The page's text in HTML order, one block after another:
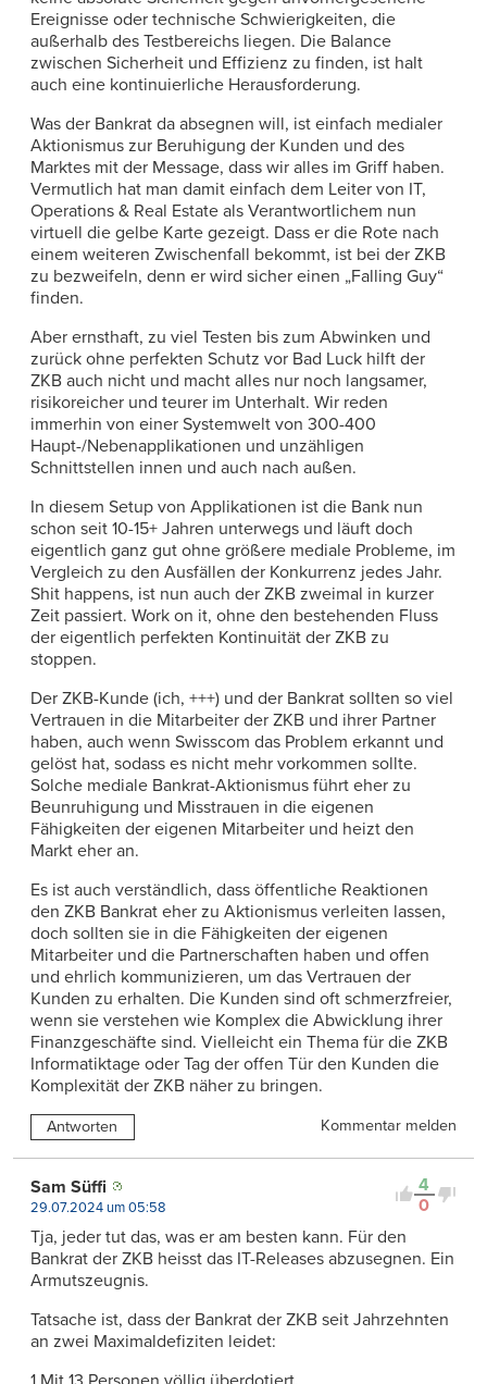
Ereignisse oder technische Schwierigkeiten, die
außerhalb des Testbereichs liegen. Die Balance
zwischen Sicherheit und Effizienz zu finden, ist halt
auch eine kontinuierliche Herausforderung.
Was der Bankrat da absegnen will, ist einfach medialer
Aktionismus zur Beruhigung der Kunden und des
Marktes mit der Message, dass wir alles im Griff haben.
Vermutlich hat man damit einfach dem Leiter von IT,
Operations & Real Estate als Verantwortlichem nun
virtuell die gelbe Karte gezeigt. Dass er die Rote nach
einem weiteren Zwischenfall bekommt, ist bei der ZKB
zu bezweifeln, denn er wird sicher einen „Falling Guy“
finden.
Aber ernsthaft, zu viel Testen bis zum Abwinken und
zurück ohne perfekten Schutz vor Bad Luck hilft der
ZKB auch nicht und macht alles nur noch langsamer,
risikoreicher und teurer im Unterhalt. Wir reden
immerhin von einer Systemwelt von 300-400
Haupt-/Nebenapplikationen und unzähligen
Schnittstellen innen und auch nach außen.
In diesem Setup von Applikationen ist die Bank nun
schon seit 10-15+ Jahren unterwegs und läuft doch
eigentlich ganz gut ohne größere mediale Probleme, im
Vergleich zu den Ausfällen der Konkurrenz jedes Jahr.
Shit happens, ist nun auch der ZKB zweimal in kurzer
Zeit passiert. Work on it, ohne den bestehenden Fluss
der eigentlich perfekten Kontinuität der ZKB zu
stoppen.
Der ZKB-Kunde (ich, +++) und der Bankrat sollten so viel
Vertrauen in die Mitarbeiter der ZKB und ihrer Partner
haben, auch wenn Swisscom das Problem erkannt und
gelöst hat, sodass es nicht mehr vorkommen sollte.
Solche mediale Bankrat-Aktionismus führt eher zu
Beunruhigung und Misstrauen in die eigenen
Fähigkeiten der eigenen Mitarbeiter und heizt den
Markt eher an.
Es ist auch verständlich, dass öffentliche Reaktionen
den ZKB Bankrat eher zu Aktionismus verleiten lassen,
doch sollten sie in die Fähigkeiten der eigenen
Mitarbeiter und die Partnerschaften haben und offen
und ehrlich kommunizieren, um das Vertrauen der
Kunden zu erhalten. Die Kunden sind oft schmerzfreier,
wenn sie verstehen wie Komplex die Abwicklung ihrer
Finanzgeschäfte sind. Vielleicht ein Thema für die ZKB
Informatiktage oder Tag der offen Tür den Kunden die
Komplexität der ZKB näher zu bringen.
Antworten Kommentar melden
4
0
Sam Süffi
29.07.2024 um 05:58
Tja, jeder tut das, was er am besten kann. Für den
Bankrat der ZKB heisst das IT-Releases abzusegnen. Ein
Armutszeugnis.
Tatsache ist, dass der Bankrat der ZKB seit Jahrzehnten
an zwei Maximaldefiziten leidet: